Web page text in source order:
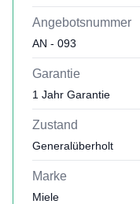
Angebotsnummer
AN - 093
Garantie
1 Jahr Garantie
Zustand
Generalüberholt
Marke
Miele